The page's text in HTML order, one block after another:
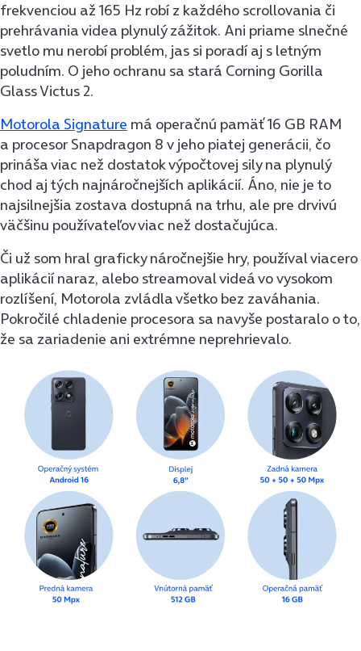
frekvenciou až 165 Hz robí z každého scrollovania či
prehrávania videa plynulý zážitok. Ani priame slnečné
svetlo mu nerobí problém, jas si poradí aj s letným
poludním. O jeho ochranu sa stará Corning Gorilla
Glass Victus 2.
Motorola Signature má operačnú pamäť 16 GB RAM
a procesor Snapdragon 8 v jeho piatej generácii, čo
prináša viac než dostatok výpočtovej sily na plynulý
chod aj tých najnáročnejších aplikácií. Áno, nie je to
najsilnejšia zostava dostupná na trhu, ale pre drvivú
väčšinu používateľov viac než dostačujúca.
Či už som hral graficky náročnejšie hry, používal viacero
aplikácií naraz, alebo streamoval videá vo vysokom
rozlíšení, Motorola zvládla všetko bez zaváhania.
Pokročilé chladenie procesora sa navyše postaralo o to,
že sa zariadenie ani extrémne neprehrievalo.